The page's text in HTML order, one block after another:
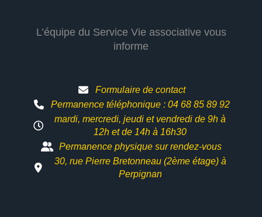
L’équipe du Service Vie associative vous
informe
Formulaire de contact
Permanence téléphonique : 04 68 85 89 92
mardi, mercredi, jeudi et vendredi de 9h à
12h etde 14h à 16h30
Permanence physique sur rendez-vous
30, rue Pierre Bretonneau (2ème étage) à
Perpignan